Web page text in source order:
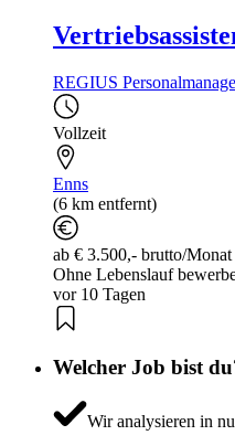
REGIUS
Vollzeit
Enns
(6 km entfernt)
ab € 3.500,- brutto/Monat
Ohne Lebenslauf
vor 10 Tagen
Welcher Job bist
Wir analysieren in